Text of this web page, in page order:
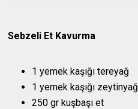
Sebzeli Et Kavurma
1 yemek kaşığı tereyağ
1 yemek kaşığı zeytinyağ
250 gr kuşbaşı et